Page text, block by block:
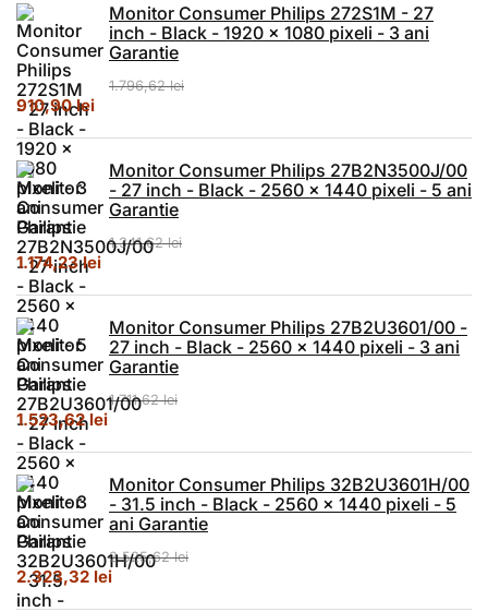
Monitor Consumer Philips 272S1M - 27
inch - Black - 1920 x 1080 pixeli - 3 ani
Garantie
1.796,62lei
Prețul inițial a fost: 1.796,62 lei.
910,90leiPrețul curent este: 910,90 lei.
Monitor Consumer Philips 27B2N3500J/00
- 27 inch - Black - 2560 x 1440 pixeli - 5 ani
Garantie
1.341,62lei
Prețul inițial a fost: 1.341,62 lei.
1.174,23leiPrețul curent este: 1.174,23 lei.
Monitor Consumer Philips 27B2U3601/00 -
27 inch - Black - 2560 x 1440 pixeli - 3 ani
Garantie
1.711,62lei
Prețul inițial a fost: 1.711,62 lei.
1.523,62leiPrețul curent este: 1.523,62 lei.
Monitor Consumer Philips 32B2U3601H/00
- 31.5 inch - Black - 2560 x 1440 pixeli - 5
ani Garantie
2.525,62lei
Prețul inițial a fost: 2.525,62 lei.
2.323,32 leiPrețul curent este: 2.323,32 lei.